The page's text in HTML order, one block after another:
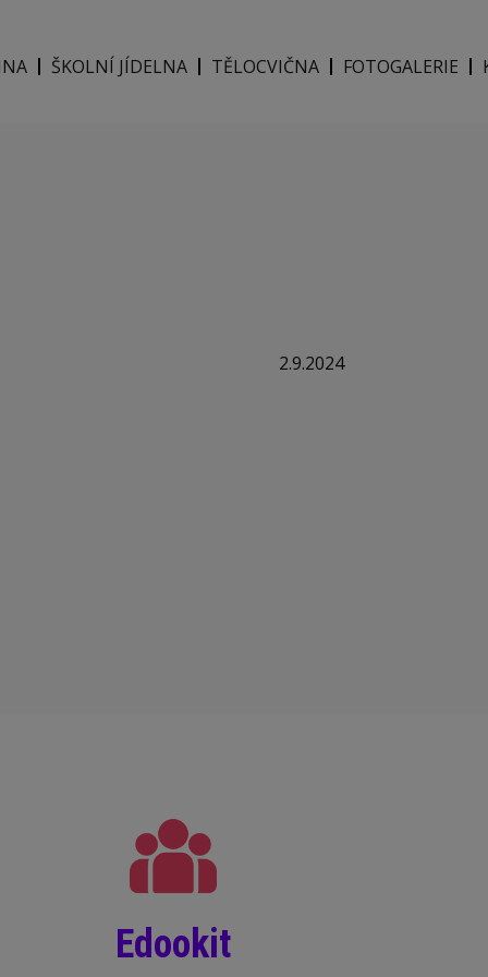
ŠKOLNÍ JÍDELNA TĚLOCVIČNA FOTOGALERIE
2.9.2024
Edookit